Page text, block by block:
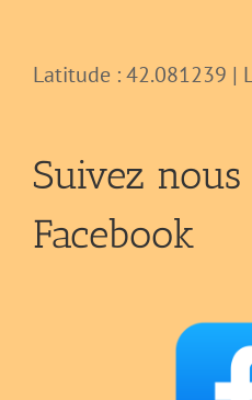
Latitude : 42.081239 |
Suivez
Facebook